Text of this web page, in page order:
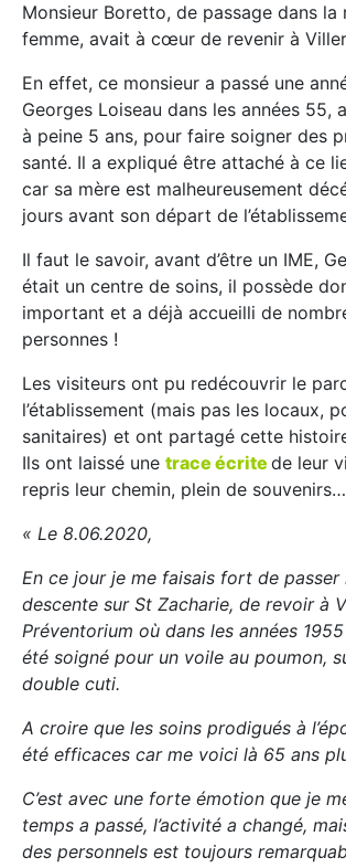
Monsieur Boretto, de passage dans la
femme, avait à cœur de revenir à
En effet, ce monsieur a passé une
Georges Loiseau dans les années 55,
à peine 5 ans, pour faire soigner des
santé. Il a expliqué être attaché à ce
car sa mère est malheureusement
jours avant son départ de
Il faut le savoir, avant d’être un IME,
était un centre de soins, il possède
important et a déjà accueilli de
personnes !
Les visiteurs ont pu redécouvrir le
l’établissement (mais pas les locaux,
sanitaires) et ont partagé cette
Ils ont laissé une trace écrite de leur
repris leur chemin, plein de souvenirs…
« Le 8.06.2020,
En ce jour je me faisais fort de passer
descente sur St Zacharie, de revoir à
Préventorium où dans les années 1955
été soigné pour un voile au poumon,
double cuti.
A croire que les soins prodigués à
été efficaces car me voici là 65 ans
C’est avec une forte émotion que je
temps a passé, l’activité a changé,
des personnels est toujours